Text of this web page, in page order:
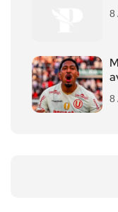
8
8